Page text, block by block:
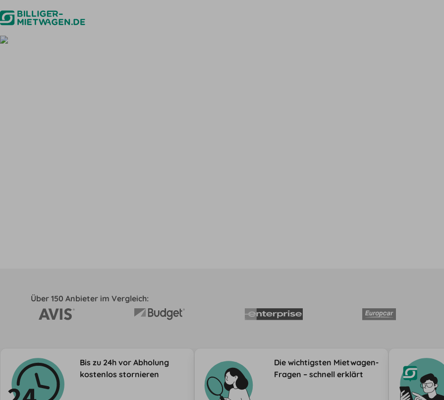
Über 150 Anbieter im Vergleich:
Bis zu 24h vor Abholung
kostenlos stornieren
Die wichtigsten Mietwagen-
Fragen – schnell erklärt